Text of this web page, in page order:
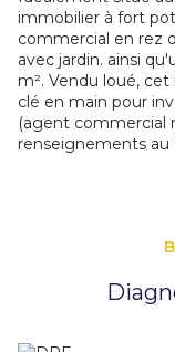
immobilier à fort
commercial en rez
avec jardin. ainsi
m². Vendu loué,
clé en main pour
(agent commercial
renseignements au